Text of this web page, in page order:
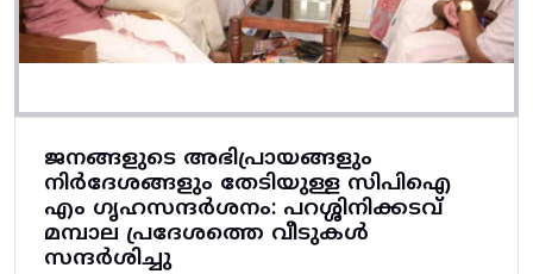
ജനങ്ങളുടെ അഭിപ്രായങ്ങളും
നിർദേശങ്ങളും തേടിയുള്ള സിപിഐ
എം ഗൃഹസന്ദർശനം: പറശ്ശിനിക്കടവ്
മമ്പാല പ്രദേശത്തെ വീടുകൾ
സന്ദർശിച്ചു